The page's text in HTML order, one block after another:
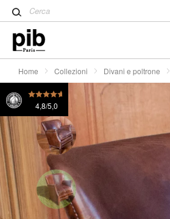
Home Collezioni Divani e poltrone
4,8/5,0